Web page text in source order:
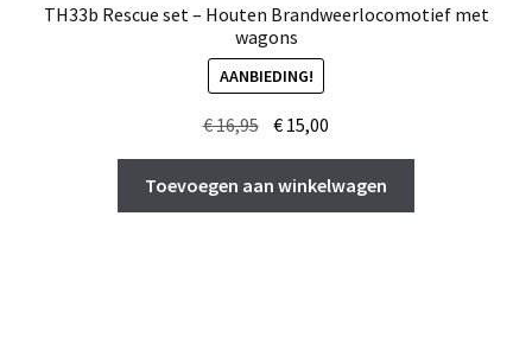
TH33b Rescue set – Houten Brandweerlocomotief met
wagons
AANBIEDING!
€16,95 Oorspronkelijke
was:
€ 16,95.
€ 15,00
is:
€ 15,00.
Toevoegen aan winkelwagen